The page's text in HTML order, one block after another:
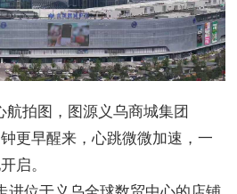
航拍图，图源义乌商城集团
早醒来，心跳微微加速，一
启。